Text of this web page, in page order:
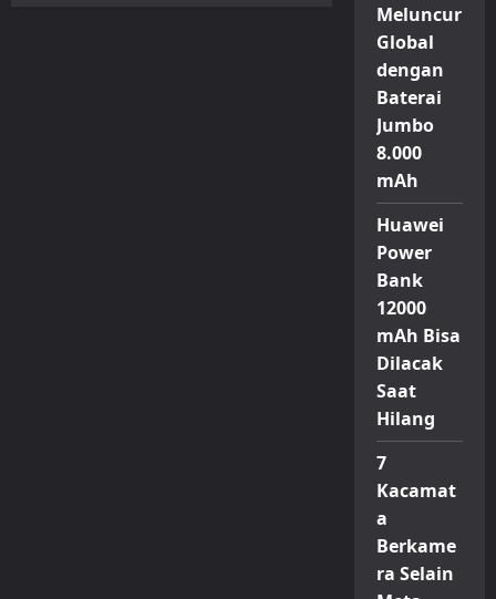
Meluncur
Global
dengan
Baterai
Jumbo
8.000
mAh
Huawei
Power
Bank
12000
mAh Bisa
Dilacak
Saat
Hilang
7
Kacamat
a
Berkame
ra Selain